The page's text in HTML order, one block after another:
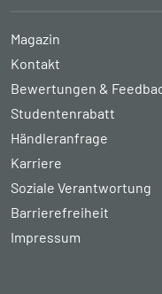
Magazin
Kontakt
Bewertungen &
Studentenrabatt
Händleranfrage
Karriere
Soziale Verantwortung
Barrierefreiheit
Impressum